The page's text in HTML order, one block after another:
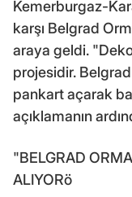
Kemerburgaz-
karşı Belgrad
araya geldi.
projesidir. Belgrad
pankart açarak
açıklamanın
"BELGRAD
ALIYORö